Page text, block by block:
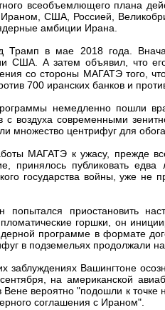
всеобъемлющего плана
США, Россией,
амбиции Ирана.
Трамп в мае 2018 года.
США. А затем объявил, что
со стороны МАГАТЭ того,
700 иранских банков и
немедленно пошли
воздуха современными
множество центрифуг для
МАГАТЭ к ужасу, прежде
принялось публиковать
государства войны, уже не
приостановить
горшки, он
программе в формате
в подземельях продолжали
заблуждениях Вашингтоне
на американской
вероятно "подошли к
соглашения с Ираном".